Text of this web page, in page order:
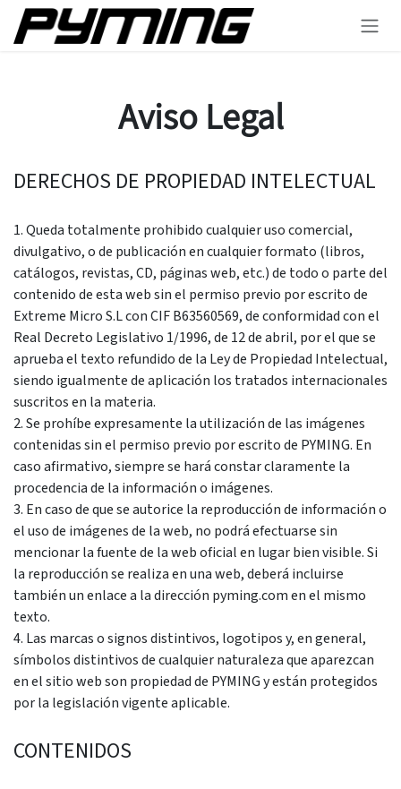
Skip to Content
Aviso Legal
DERECHOS DE PROPIEDAD INTELECTUAL
1. Queda totalmente prohibido cualquier uso comercial,
divulgativo, o de publicación en cualquier formato (libros,
catálogos, revistas, CD, páginas web, etc.) de todo o parte del
contenido de esta web sin el permiso previo por escrito de
Extreme Micro S.L con CIF B63560569, de conformidad con el
Real Decreto Legislativo 1/1996, de 12 de abril, por el que se
aprueba el texto refundido de la Ley de Propiedad Intelectual,
siendo igualmente de aplicación los tratados internacionales
suscritos en la materia.
2. Se prohíbe expresamente la utilización de las imágenes
contenidas sin el permiso previo por escrito de PYMING. En
caso afirmativo, siempre se hará constar claramente la
procedencia de la información o imágenes.
3. En caso de que se autorice la reproducción de información o
el uso de imágenes de la web, no podrá efectuarse sin
mencionar la fuente de la web oficial en lugar bien visible. Si
la reproducción se realiza en una web, deberá incluirse
también un enlace a la dirección pyming.com en el mismo
texto.
4. Las marcas o signos distintivos, logotipos y, en general,
símbolos distintivos de cualquier naturaleza que aparezcan
en el sitio web son propiedad de PYMING y están protegidos
por la legislación vigente aplicable.
CONTENIDOS